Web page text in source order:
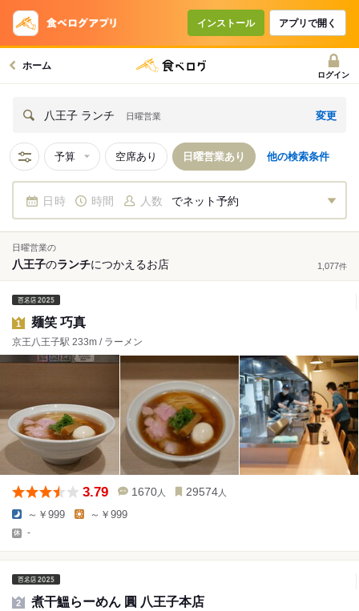
インストール アプリで開く
ホーム
ログイン
八王子 ランチ 日曜営業 変更
予算 空席あり 日曜営業あり 他の検索条件
日時 時間 人数 でネット予約
日曜営業の
八王子のランチにつかえるお店 1,077件
1 麺笑 巧真
京王八王子駅 233m / ラーメン
3.79 1670 人 29574 人
～￥999 ～￥999
-
2 煮干鰮らーめん 圓 八王子本店